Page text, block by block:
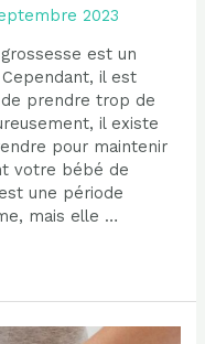
2023
est un
il est
de prendre trop de
il existe
pour maintenir
votre bébé de
une période
mais elle …